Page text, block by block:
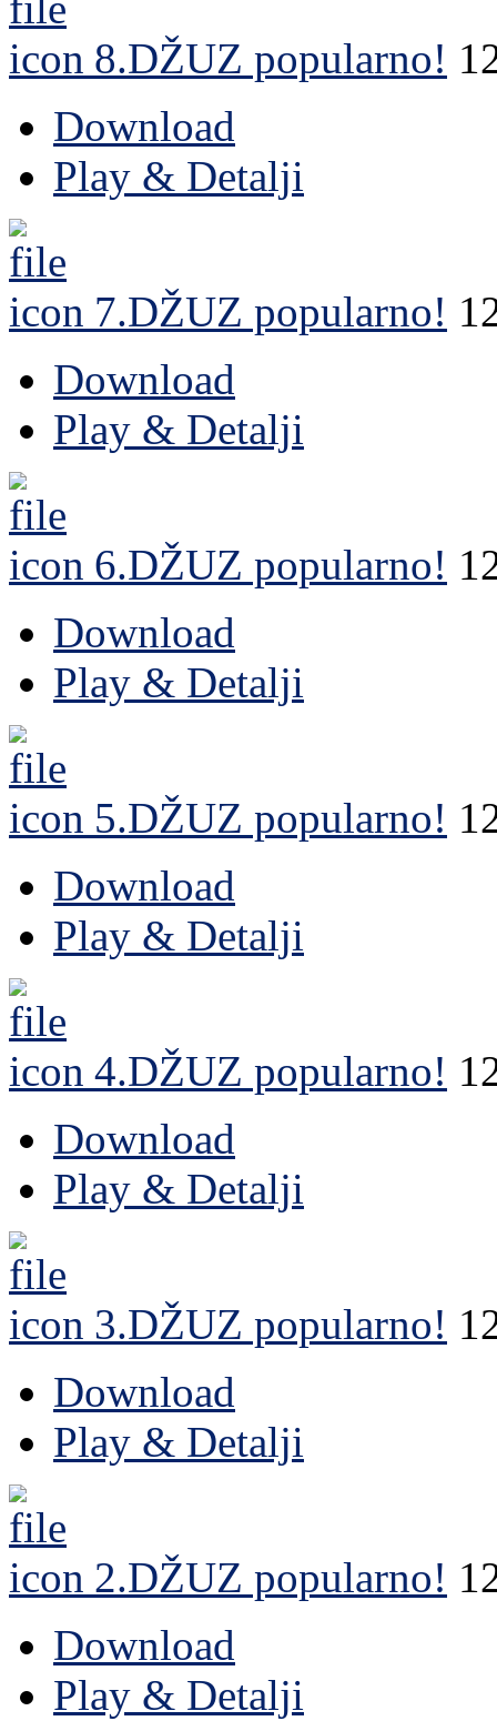
8.DŽUZ popularno!
Download
Play & Detalji
7.DŽUZ popularno!
Download
Play & Detalji
6.DŽUZ popularno!
Download
Play & Detalji
5.DŽUZ popularno!
Download
Play & Detalji
4.DŽUZ popularno!
Download
Play & Detalji
3.DŽUZ popularno!
Download
Play & Detalji
2.DŽUZ popularno!
Download
Play & Detalji